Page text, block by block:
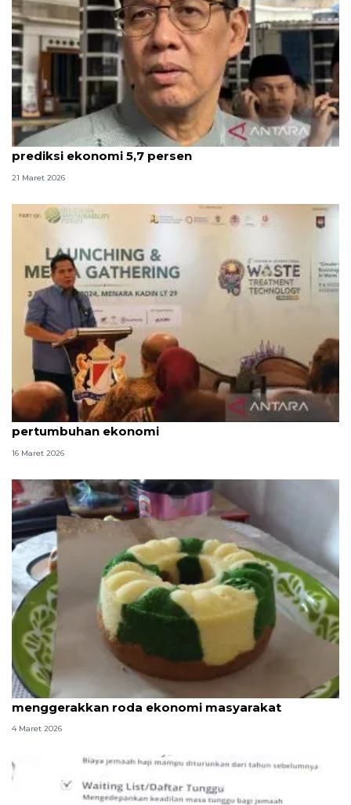
Purbaya yakin daya beli Ramadhan terjaga,
prediksi ekonomi 5,7 persen
21 Maret 2026
Kadin: Konsumsi selama libur Lebaran momentum
pertumbuhan ekonomi
16 Maret 2026
Ramadhan sebagai momentum untuk
menggerakkan roda ekonomi masyarakat
4 Maret 2026